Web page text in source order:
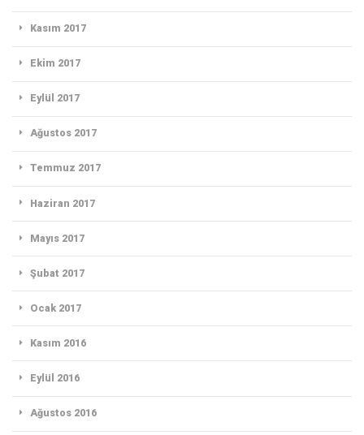
Kasım 2017
Ekim 2017
Eylül 2017
Ağustos 2017
Temmuz 2017
Haziran 2017
Mayıs 2017
Şubat 2017
Ocak 2017
Kasım 2016
Eylül 2016
Ağustos 2016